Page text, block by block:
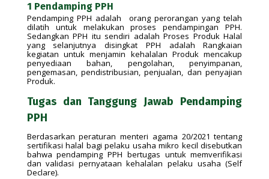
1 Pendamping PPH
Pendamping PPH adalah orang perorangan yang telah
dilatih untuk melakukan proses pendampingan PPH.
Sedangkan PPH itu sendiri adalah Proses Produk Halal
yang selanjutnya disingkat PPH adalah Rangkaian
kegiatan untuk menjamin kehalalan Produk mencakup
penyediaan bahan, pengolahan, penyimpanan,
pengemasan, pendistribusian, penjualan, dan penyajian
Produk.
Tugas dan Tanggung Jawab Pendamping
PPH
Berdasarkan peraturan menteri agama 20/2021 tentang
sertifikasi halal bagi pelaku usaha mikro kecil disebutkan
bahwa pendamping PPH bertugas untuk memverifikasi
dan validasi pernyataan kehalalan pelaku usaha (Self
Declare).